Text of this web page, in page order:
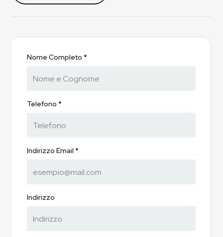
Nome Completo *
Telefono *
Indirizzo Email *
Indirizzo